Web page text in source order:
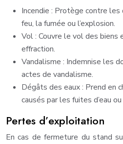
Incendie : Protège contre les
feu, la fumée ou l’explosion.
Vol : Couvre le vol des biens
effraction.
Vandalisme : Indemnise les
actes de vandalisme.
Dégâts des eaux : Prend en
causés par les fuites d’eau
Pertes d’exploitation
En cas de fermeture du stand